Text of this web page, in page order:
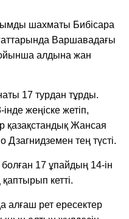
шахматы Бибісара
Варшавадағы
алдына жан
17 турдан тұрды.
жеңіске жетіп,
қазақстандық Жансая
Дзагнидземен тең түсті.
17 ұпайдың 14-ін
кетті.
алғаш рет ересектер